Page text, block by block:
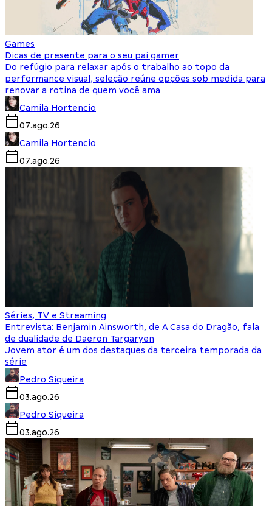
Games
Dicas de presente para o seu pai gamer
Do refúgio para relaxar após o trabalho ao topo da
performance visual, seleção reúne opções sob medida para
renovar a rotina de quem você ama
Camila Hortencio
07.ago.26
Camila Hortencio
07.ago.26
Séries, TV e Streaming
Entrevista: Benjamin Ainsworth, de A Casa do Dragão, fala
de dualidade de Daeron Targaryen
Jovem ator é um dos destaques da terceira temporada da
série
Pedro Siqueira
03.ago.26
Pedro Siqueira
03.ago.26